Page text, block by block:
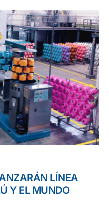
LÍNEA
Y EL MUNDO